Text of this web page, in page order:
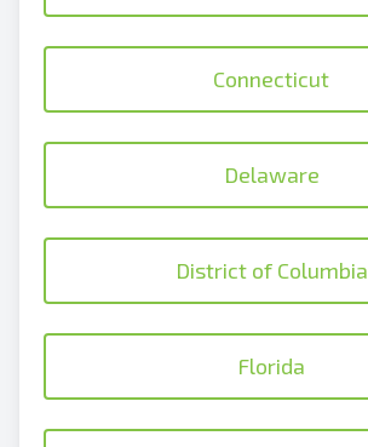
Connecticut
Delaware
District of Columbia
Florida